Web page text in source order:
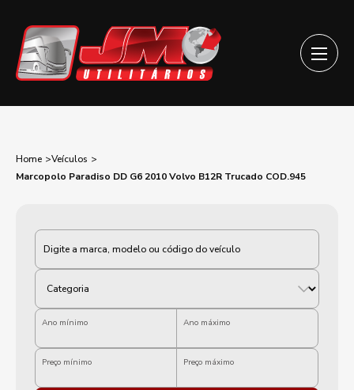
Home
Veículos
Marcopolo Paradiso DD G6 2010 Volvo B12R Trucado COD.945
Categoria
Ano mínimo Ano máximo
Preço mínimo Preço máximo